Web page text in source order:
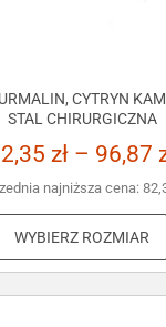
CYTRYN
STAL CHIRURGICZNA
zł – 96,87
najniższa cena:
WYBIERZ ROZMIAR